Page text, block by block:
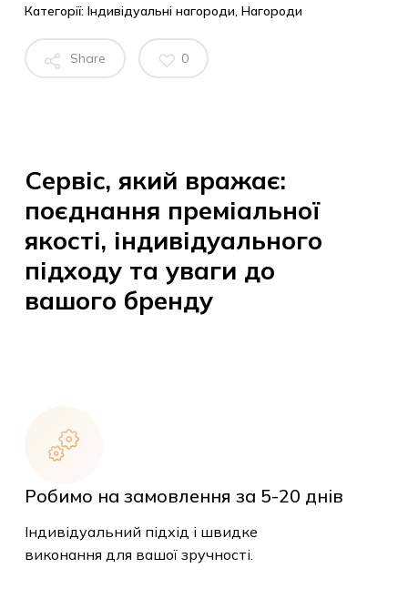
Категорії: Індивідуальні нагороди, Нагороди
Share 0
Сервіс, який вражає:
поєднання преміальної
якості, індивідуального
підходу та уваги до
вашого бренду
Робимо на замовлення за 5-20 днів
Індивідуальний підхід і швидке
виконання для вашої зручності.